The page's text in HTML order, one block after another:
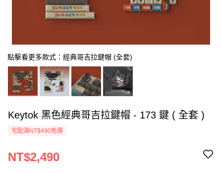
點擊看更多款式：經典哥吉拉鍵帽 (全套)
Keytok 黑色經典哥吉拉鍵帽 - 173 鍵 ( 全套 )
宅配滿NT$490免運
NT$2,490